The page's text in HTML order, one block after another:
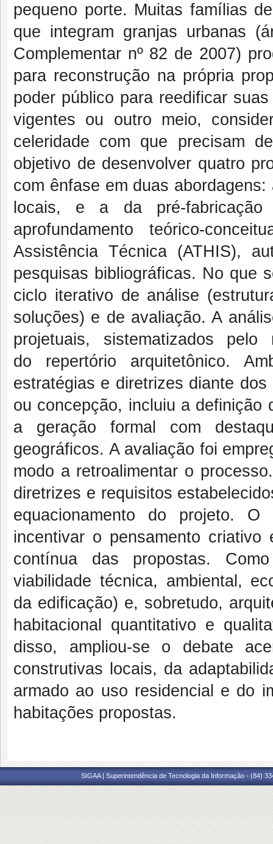
pequeno porte. Muitas famílias
que integram granjas urbanas
Complementar nº 82 de 2007)
para reconstrução na própria
poder público para reedificar
vigentes ou outro meio,
celeridade com que precisam
objetivo de desenvolver quatro
com ênfase em duas
locais, e a da pré-
aprofundamento teórico-
Assistência Técnica (ATHIS),
pesquisas bibliográficas. No que
ciclo iterativo de análise
soluções) e de avaliação. A
projetuais, sistematizados
do repertório arquitetônico.
estratégias e diretrizes diante
ou concepção, incluiu a definição
a geração formal com
geográficos. A avaliação foi
modo a retroalimentar o
diretrizes e requisitos
equacionamento do projeto.
incentivar o pensamento
contínua das propostas.
viabilidade técnica, ambiental,
da edificação) e, sobretudo,
habitacional quantitativo e
disso, ampliou-se o debate
construtivas locais, da
armado ao uso residencial e do
habitações propostas.
SIGAA | Superintendência de Tecnologia da Informação - (84)